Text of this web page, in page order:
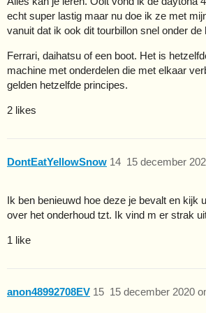
echt super lastig maar nu doe ik ze met
vanuit dat ik ook dit tourbillon snel onder de
Ferrari, daihatsu of een boot. Het is
machine met onderdelen die met elkaar
gelden hetzelfde principes.
2 likes
DontEatYellowSnow 15 december
14
Ik ben benieuwd hoe deze je bevalt en kijk
over het onderhoud tzt. Ik vind m er strak
1 like
anon48992708EV 15 december 2020
15